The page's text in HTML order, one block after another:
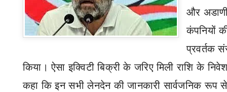
और
कंपनियों
प्रवर्तक
किया। ऐसा इक्विटी बिक्री के जरिए मिली राशि के
कहा कि इन सभी लेनदेन की जानकारी सार्वजनिक रूप